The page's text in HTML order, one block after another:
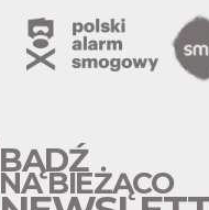
BĄDŹ
NA BIEŻĄCO